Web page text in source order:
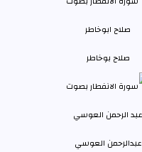
صلاح بوخاطر
عبدالرحمن العوسي